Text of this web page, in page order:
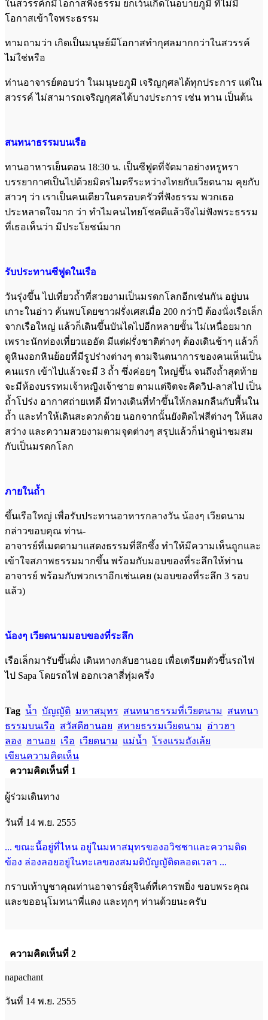
ในสวรรค์ก็มีโอกาสฟังธรรม ยกเว้นเกิดในอบายภูมิ ที่ไม่มี
โอกาสเข้าใจพระธรรม
ทามถามว่า เกิดเป็นมนุษย์มีโอกาสทำกุศลมากกว่าในสวรรค์
ไม่ใช่หรือ
ท่านอาจารย์ตอบว่า ในมนุษยภูมิ เจริญกุศลได้ทุกประการ แต่ใน
สวรรค์ ไม่สามารถเจริญกุศลได้บางประการ เช่น ทาน เป็นต้น
สนทนาธรรมบนเรือ
ทานอาหารเย็นตอน 18:30 น. เป็นซีฟูดที่จัดมาอย่างหรูหรา
บรรยากาศเป็นไปด้วยมิตรไมตรีระหว่างไทยกับเวียดนาม คุยกับ
สาวๆ ว่า เราเป็นคนเดียวในครอบครัวที่ฟังธรรม พวกเธอ
ประหลาดใจมาก ว่า ทำไมคนไทยโชคดีแล้วจึงไม่ฟังพระธรรม
ที่เธอเห็นว่า มีประโยชน์มาก
รับประทานซีฟูดในเรือ
วันรุ่งขึ้น ไปเที่ยวถ้ำที่สวยงามเป็นมรดกโลกอีกเช่นกัน อยู่บน
เกาะในอ่าว ค้นพบโดยชาวฝรั่งเศสเมื่อ 200 กว่าปี ต้องนั่งเรือเล็ก
จากเรือใหญ่ แล้วก็เดินขึ้นบันไดไปอีกหลายขั้น ไม่เหนื่อยมาก
เพราะนักท่องเที่ยวแออัด มีแต่ฝรั่งชาติต่างๆ ต้องเดินช้าๆ แล้วก็
ดูหินงอกหินย้อยที่มีรูปร่างต่างๆ ตามจินตนาการของคนเห็นเป็น
คนแรก เข้าไปแล้วจะมี 3 ถ้ำ ซึ่งค่อยๆ ใหญ่ขึ้น จนถึงถ้ำสุดท้าย
จะมีห้องบรรทมเจ้าหญิงเจ้าชาย ตามแต่จิตจะคิดวิป-ลาสไป เป็น
ถ้ำโปร่ง อากาศถ่ายเทดี มีทางเดินที่ทำขึ้นให้กลมกลืนกับพื้นใน
ถ้ำ และทำให้เดินสะดวกด้วย นอกจากนั้นยังติดไฟสีต่างๆ ให้แสง
สว่าง และความสวยงามตามจุดต่างๆ สรุปแล้วก็น่าดูน่าชมสม
กับเป็นมรดกโลก
ภายในถ้ำ
ขึ้นเรือใหญ่ เพื่อรับประทานอาหารกลางวัน น้องๆ เวียดนาม
กล่าวขอบคุณ ท่าน-
อาจารย์ที่เมตตามาแสดงธรรมที่ลึกซึ้ง ทำให้มีความเห็นถูกและ
เข้าใจสภาพธรรมมากขึ้น พร้อมกับมอบของที่ระลึกให้ท่าน
อาจารย์ พร้อมกับพวกเราอีกเช่นเคย (มอบของที่ระลึก 3 รอบ
แล้ว)
น้องๆ เวียดนามมอบของที่ระลึก
เรือเล็กมารับขึ้นฝั่ง เดินทางกลับฮานอย เพื่อเตรียมตัวขึ้นรถไฟ
ไป Sapa โดยรถไฟ ออกเวลาสี่ทุ่มครึ่ง
Tag น้ำ บัญญัติ มหาสมุทร สนทนาธรรมที่เวียดนาม
สนทนา
ธรรมบนเรือ สวัสดีฮานอย สหายธรรมเวียดนาม
อ่าวฮา
ลอง ฮานอย เรือ เวียดนาม แม่น้ำ โรงแรมถังเล้ย
เขียนความคิดเห็น
ความคิดเห็นที่ 1
ผู้ร่วมเดินทาง
วันที่ 14 พ.ย. 2555
... ขณะนี้อยู่ที่ไหน อยู่ในมหาสมุทรของอวิชชาและความติด
ข้อง ล่องลอยอยู่ในทะเลของสมมติบัญญัติตลอดเวลา ...
กราบเท้าบูชาคุณท่านอาจารย์สุจินต์ที่เคารพยิ่ง ขอบพระคุณ
และขออนุโมทนาพี่แดง และทุกๆ ท่านด้วยนะครับ
ความคิดเห็นที่ 2
napachant
วันที่ 14 พ.ย. 2555